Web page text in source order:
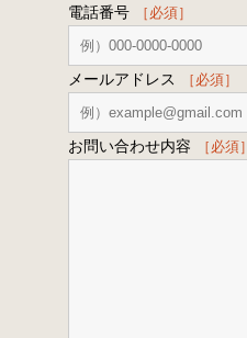
電話番号 ［必須］
メールアドレス ［必須］
お問い合わせ内容 ［必須］